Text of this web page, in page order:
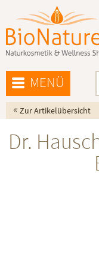
MENÜ
« Zur Artikelübersicht
Dr.